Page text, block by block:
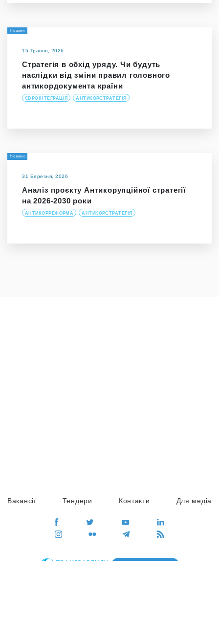
Новини
15 Травня, 2026
Стратегія в обхід уряду. Чи будуть
наслідки від зміни правил головного
антикордокумента країни
ЄВРОІНТЕГРАЦІЯ АНТИКОРСТРАТЕГІЯ
Новини
31 Березня, 2026
Аналіз проєкту Антикорупційної стратегії
на 2026-2030 роки
АНТИКОРРЕФОРМА АНТИКОРСТРАТЕГІЯ
Вакансії Тендери Контакти Для медіа